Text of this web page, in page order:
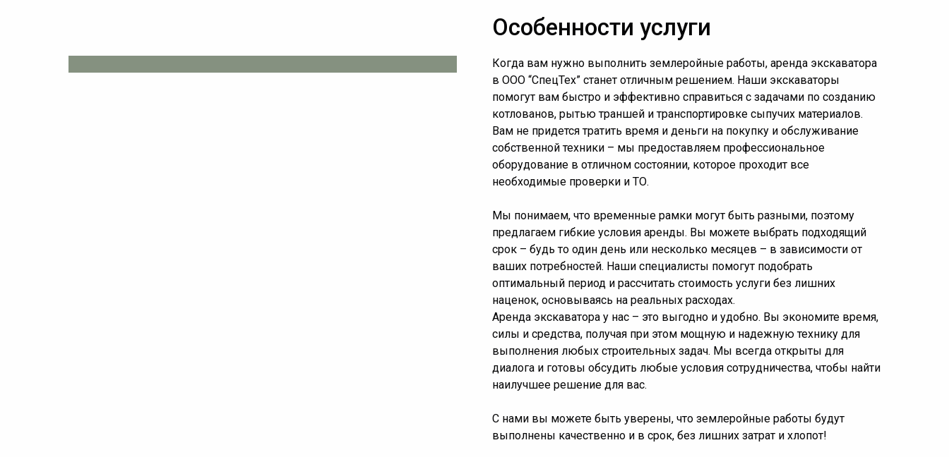
Особенности услуги
Когда вам нужно выполнить землеройные работы, аренда экскаватора
в ООО “СпецТех” станет отличным решением. Наши экскаваторы
помогут вам быстро и эффективно справиться с задачами по созданию
котлованов, рытью траншей и транспортировке сыпучих материалов.
Вам не придется тратить время и деньги на покупку и обслуживание
собственной техники – мы предоставляем профессиональное
оборудование в отличном состоянии, которое проходит все
необходимые проверки и ТО.
Мы понимаем, что временные рамки могут быть разными, поэтому
предлагаем гибкие условия аренды. Вы можете выбрать подходящий
срок – будь то один день или несколько месяцев – в зависимости от
ваших потребностей. Наши специалисты помогут подобрать
оптимальный период и рассчитать стоимость услуги без лишних
наценок, основываясь на реальных расходах.
Аренда экскаватора у нас – это выгодно и удобно. Вы экономите время,
силы и средства, получая при этом мощную и надежную технику для
выполнения любых строительных задач. Мы всегда открыты для
диалога и готовы обсудить любые условия сотрудничества, чтобы найти
наилучшее решение для вас.
С нами вы можете быть уверены, что землеройные работы будут
выполнены качественно и в срок, без лишних затрат и хлопот!